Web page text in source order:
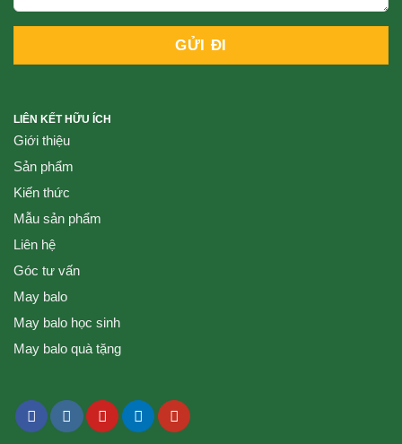
LIÊN KẾT HỮU ÍCH
Giới thiệu
Sản phẩm
Kiến thức
Mẫu sản phẩm
Liên hệ
Góc tư vấn
May balo
May balo học sinh
May balo quà tặng